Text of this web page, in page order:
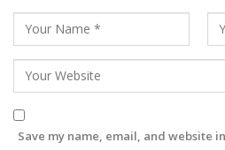
Save my name, email, and website